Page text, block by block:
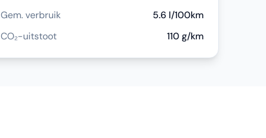
Gem. verbruik
5.6 l/100km
CO₂-uitstoot
110 g/km